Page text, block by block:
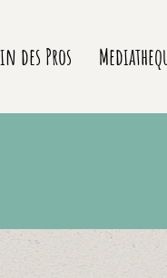
des Pros